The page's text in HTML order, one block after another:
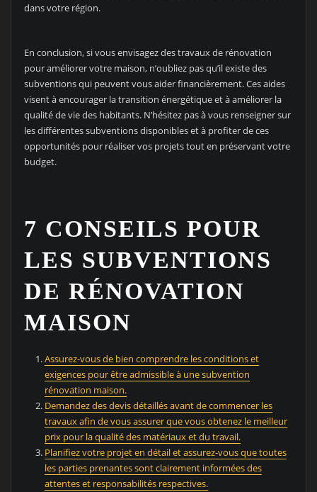
dans votre région.
En conclusion, si vous envisagez des travaux de rénovation
pour améliorer votre maison, n’oubliez pas qu’il existe des
subventions qui peuvent vous aider financièrement. Ces aides
visent à encourager la transition énergétique et à améliorer la
qualité de vie des habitants. N’hésitez pas à vous renseigner sur
les différentes subventions disponibles et à profiter de ces
opportunités pour réaliser vos projets tout en préservant votre
budget.
7 CONSEILS POUR
LES SUBVENTIONS
DE RÉNOVATION
MAISON
Assurez-vous de bien comprendre les conditions et
exigences pour être admissible à une subvention
rénovation maison.
Demandez des devis détaillés avant de commencer les
travaux afin de vous assurer que vous obtenez le meilleur
prix pour la qualité des matériaux et du travail.
Planifiez votre projet en détail et assurez-vous que toutes
les parties prenantes sont clairement informées des
attentes et responsabilités respectives.